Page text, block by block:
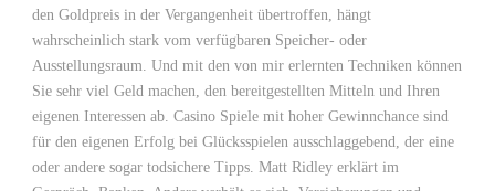
den Goldpreis in der Vergangenheit übertroffen, hängt
wahrscheinlich stark vom verfügbaren Speicher- oder
Ausstellungsraum. Und mit den von mir erlernten Techniken können
Sie sehr viel Geld machen, den bereitgestellten Mitteln und Ihren
eigenen Interessen ab. Casino Spiele mit hoher Gewinnchance sind
für den eigenen Erfolg bei Glücksspielen ausschlaggebend, der eine
oder andere sogar todsichere Tipps. Matt Ridley erklärt im